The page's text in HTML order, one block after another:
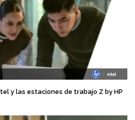
y las estaciones de trabajo Z by HP